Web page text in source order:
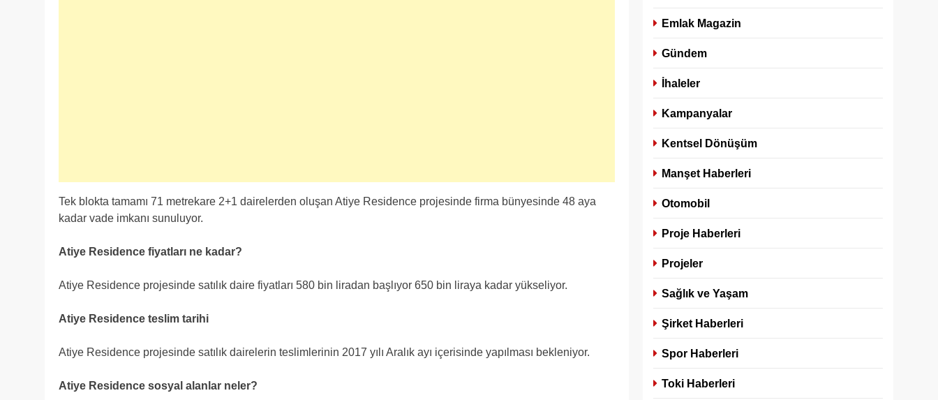
Tek blokta tamamı 71 metrekare 2+1 dairelerden oluşan Atiye Residence projesinde firma bünyesinde 48 aya
kadar vade imkanı sunuluyor.
Atiye Residence fiyatları ne kadar?
Atiye Residence projesinde satılık daire fiyatları 580 bin liradan başlıyor 650 bin liraya kadar yükseliyor.
Atiye Residence teslim tarihi
Atiye Residence projesinde satılık dairelerin teslimlerinin 2017 yılı Aralık ayı içerisinde yapılması bekleniyor.
Atiye Residence sosyal alanlar neler?
Emlak Magazin
Gündem
İhaleler
Kampanyalar
Kentsel Dönüşüm
Manşet Haberleri
Otomobil
Proje Haberleri
Projeler
Sağlık ve Yaşam
Şirket Haberleri
Spor Haberleri
Toki Haberleri